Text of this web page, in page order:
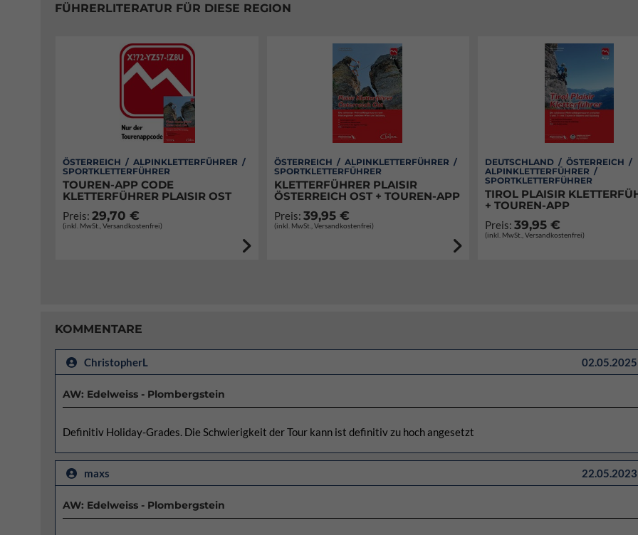
FÜHRERLITERATUR FÜR DIESE REGION
ÖSTERREICH / ALPINKLETTERFÜHRER /
SPORTKLETTERFÜHRER
TOUREN-APP CODE
KLETTERFÜHRER PLAISIR OST
Preis: 29,70 €
(inkl. MwSt., Versandkostenfrei)
ÖSTERREICH / ALPINKLETTERFÜHRER /
SPORTKLETTERFÜHRER
KLETTERFÜHRER PLAISIR
ÖSTERREICH OST + TOUREN-APP
Preis: 39,95 €
(inkl. MwSt., Versandkostenfrei)
DEUTSCHLAND / ÖSTERREICH /
ALPINKLETTERFÜHRER /
SPORTKLETTERFÜHRER
TIROL PLAISIR
+ TOUREN-APP
Preis:39,95 €
(inkl. MwSt., Versandkostenfrei)
KOMMENTARE
ChristopherL
AW: Edelweiss - Plombergstein
Definitiv Holiday-Grades. Die Schwierigkeit der Tour kann ist definitiv zu hoch angesetzt
maxs
AW: Edelweiss - Plombergstein